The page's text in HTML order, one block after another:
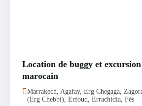
Location de buggy et
marocain
Marrakech, Agafay, Erg Chegaga,
(Erg Chebbi), Erfoud, Errachidia, Fès